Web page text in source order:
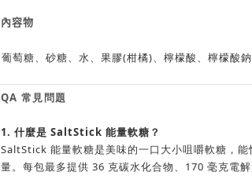
內容物
葡萄糖、砂糖、水、果膠(柑橘)、檸檬酸、檸檬酸
QA 常見問題
1. 什麼是 SaltStick 能量軟糖？
SaltStick 能量軟糖是美味的一口大小咀嚼軟糖，
量。每包最多提供 36 克碳水化合物、170 毫克電